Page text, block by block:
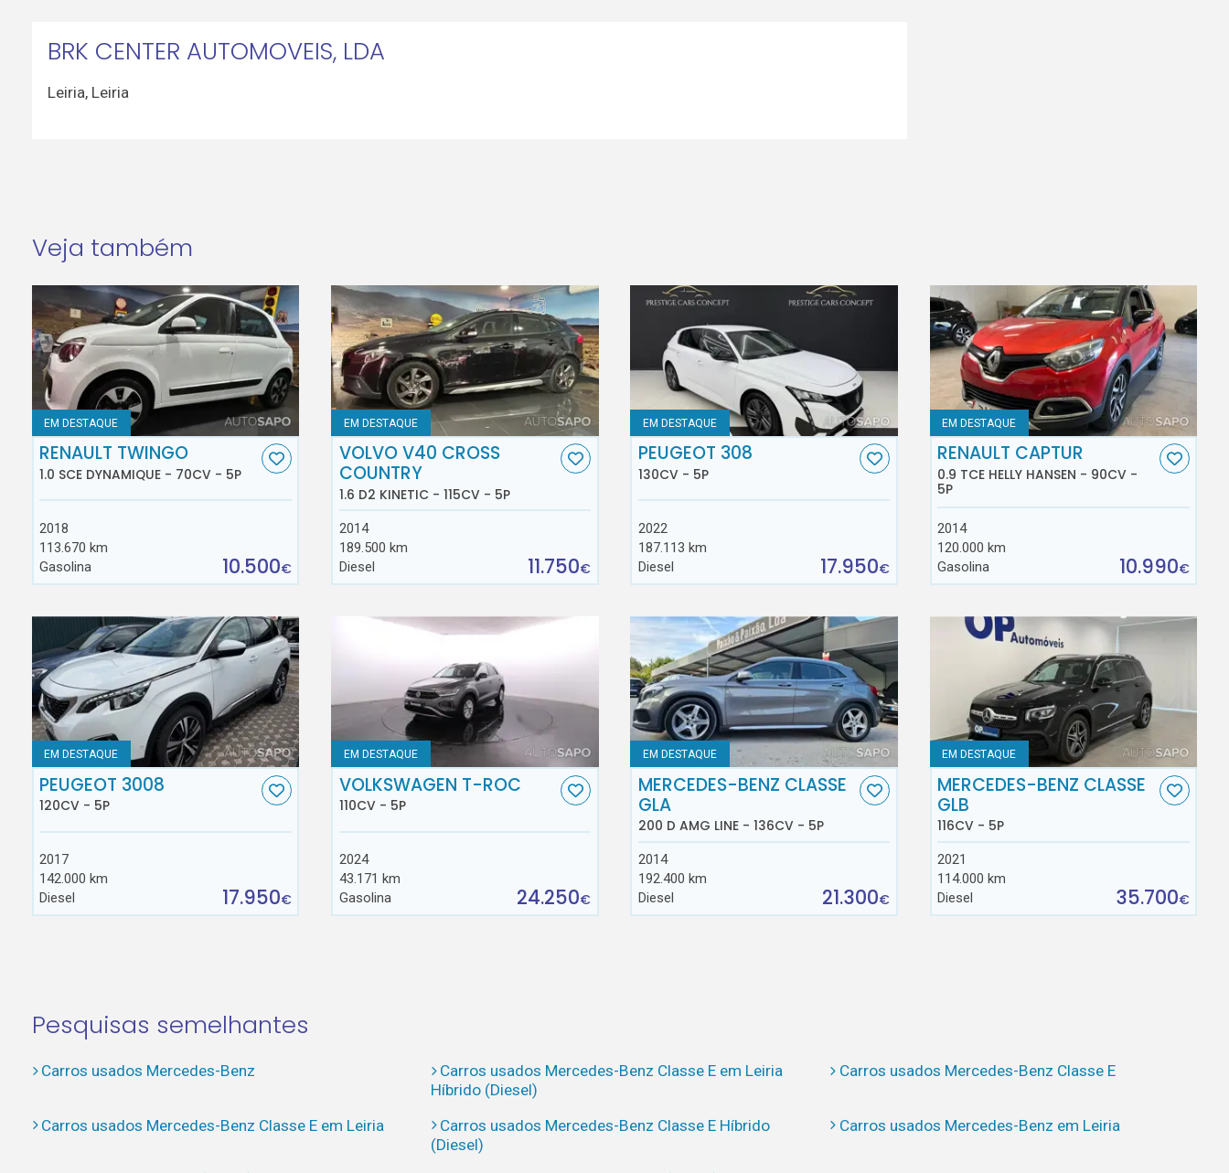
BRK CENTER AUTOMOVEIS, LDA
Leiria, Leiria
Veja também
EM DESTAQUE
RENAULT TWINGO
1.0 SCE DYNAMIQUE - 70CV - 5P
2018
113.670 km
Gasolina
10.500€
EM DESTAQUE
VOLVO V40 CROSS
COUNTRY
1.6 D2 KINETIC - 115CV - 5P
2014
189.500 km
Diesel
11.750€
EM DESTAQUE
PEUGEOT 308
130CV - 5P
2022
187.113 km
Diesel
17.950€
EM DESTAQUE
RENAULT CAPTUR
0.9 TCE HELLY HANSEN - 90CV -
5P
2014
120.000 km
Gasolina
10.990€
EM DESTAQUE
PEUGEOT 3008
120CV - 5P
2017
142.000 km
Diesel
17.950€
EM DESTAQUE
VOLKSWAGEN T-ROC
110CV - 5P
2024
43.171 km
Gasolina
24.250€
EM DESTAQUE
MERCEDES-BENZ CLASSE
GLA
200 D AMG LINE - 136CV - 5P
2014
192.400 km
Diesel
21.300€
EM DESTAQUE
MERCEDES-BENZ CLASSE
GLB
116CV - 5P
2021
114.000 km
Diesel
35.700€
Pesquisas semelhantes
Carros usados Mercedes-Benz
Carros usados Mercedes-Benz Classe E em Leiria
Híbrido (Diesel)
Carros usados Mercedes-Benz Classe E
Carros usados Mercedes-Benz Classe E em Leiria
Carros usados Mercedes-Benz Classe E Híbrido
(Diesel)
Carros usados Mercedes-Benz em Leiria